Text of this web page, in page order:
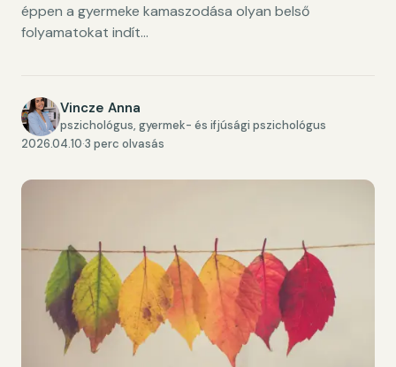
éppen a gyermeke kamaszodása olyan belső
folyamatokat indít…
Vincze Anna
pszichológus, gyermek- és ifjúsági pszichológus
2026.04.10·3 perc olvasás